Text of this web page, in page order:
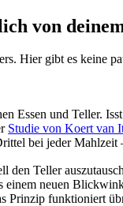
von
Hier gibt es keine
Essen und Teller.
Studie von Koert van
bei jeder
den Teller
neuen
Prinzip funktioniert